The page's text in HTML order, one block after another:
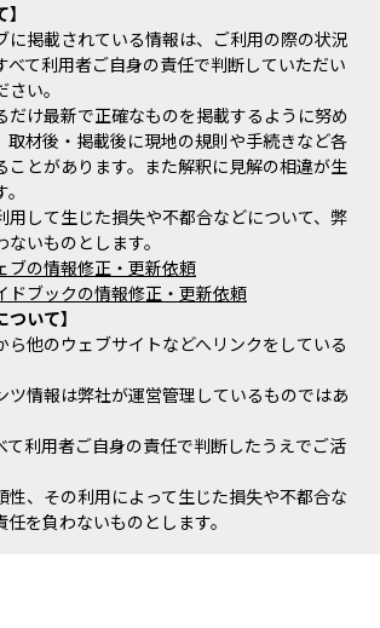
に掲載されている情報は、ご利用の際の状況
べて利用者ご自身の責任で判断していただい
い。
だけ最新で正確なものを掲載するように努め
取材後・掲載後に現地の規則や手続きなど各
ことがあります。また解釈に見解の相違が生
用して生じた損失や不都合などについて、弊
いものとします。
ブの情報修正・更新依頼
ドブックの情報修正・更新依頼
ついて
ら他のウェブサイトなどへリンクをしている
ツ情報は弊社が運営管理しているものではあ
て利用者ご自身の責任で判断したうえでご活
性、その利用によって生じた損失や不都合な
を負わないものとします。